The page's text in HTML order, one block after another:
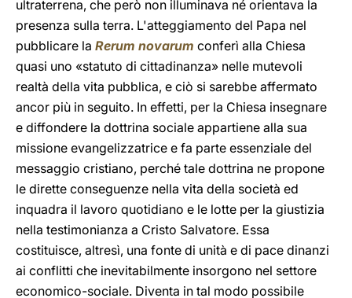
ultraterrena, che però non illuminava né orientava la
presenza sulla terra. L'atteggiamento del Papa nel
pubblicare la Rerum novarum conferì alla Chiesa
quasi uno «statuto di cittadinanza» nelle mutevoli
realtà della vita pubblica, e ciò si sarebbe affermato
ancor più in seguito. In effetti, per la Chiesa insegnare
e diffondere la dottrina sociale appartiene alla sua
missione evangelizzatrice e fa parte essenziale del
messaggio cristiano, perché tale dottrina ne propone
le dirette conseguenze nella vita della società ed
inquadra il lavoro quotidiano e le lotte per la giustizia
nella testimonianza a Cristo Salvatore. Essa
costituisce, altresì, una fonte di unità e di pace dinanzi
ai conflitti che inevitabilmente insorgono nel settore
economico-sociale. Diventa in tal modo possibile